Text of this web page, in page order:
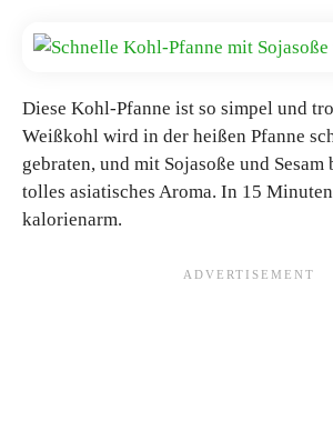
Diese Kohl-Pfanne ist so simpel und
Weißkohl wird in der heißen Pfanne
gebraten, und mit Sojasoße und Sesam
tolles asiatisches Aroma. In 15
kalorienarm.